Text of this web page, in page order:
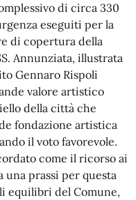
di circa 330
eseguiti per la
di copertura della
Annunziata, illustrata
Gennaro Rispoli
valore artistico
della città che
fondazione artistica
il voto favorevole.
come il ricorso ai
prassi per questa
equilibri del Comune,